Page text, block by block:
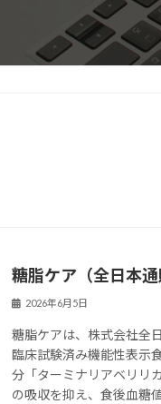
糖脂ケア（全日本通
2026年6月5日
糖脂ケアは、株式会社全
臨床試験済み機能性表示
分「ターミナリアベリリ
の吸収を抑え、食後血糖